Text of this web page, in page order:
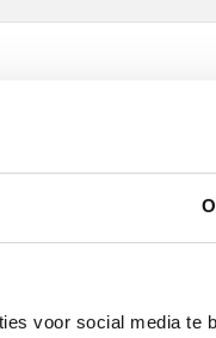
voor social media te